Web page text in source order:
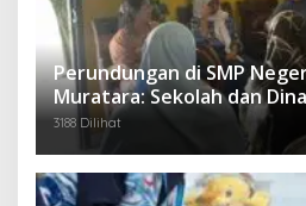
Perundungan di SMP
Muratara: Sekolah dan
Langsung Ambil Tindakan
3188 Dilihat